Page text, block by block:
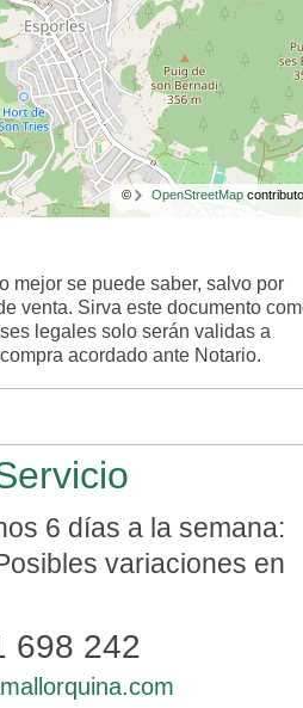
© OpenStreetMap
mejor se puede saber, salvo por
venta. Sirva este documento
legales solo serán validas a
acordado ante Notario.
6 días a la semana:
variaciones en
698 242